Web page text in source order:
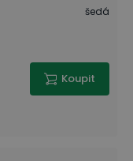
šedá
Koupit